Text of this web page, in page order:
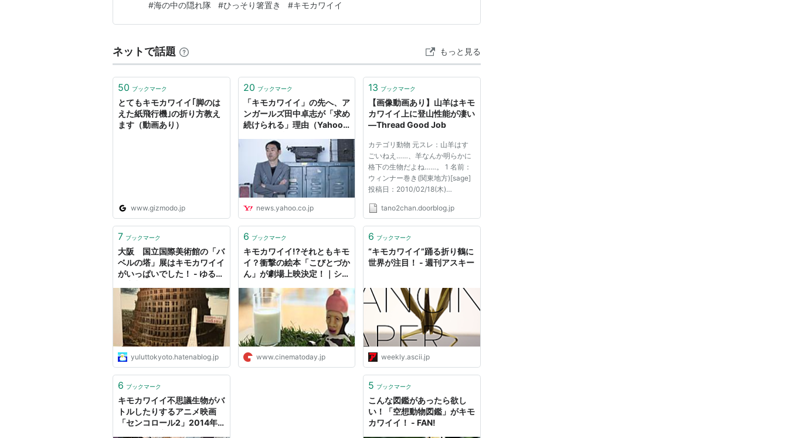
792円（税込）です。 デコレコーポレーション ひっそり箸置き タコ サイズ：約W2.8
D5.3 H1.8 MG-38…
#海の中の隠れ隊 #ひっそり箸置き #キモカワイイ
ネットで話題 もっと見る
50 ブックマーク
とてもキモカワイイ｢脚のは
えた紙飛行機｣の折り方教え
ます（動画あり）
www.gizmodo.jp
20 ブックマーク
「キモカワイイ」の先へ、ア
ンガールズ田中卓志が「求め
続けられる」理由（Yahoo!
news.yahoo.co.jp
13 ブックマーク
【画像動画あり】山羊はキモ
カワイイ上に登山性能が凄い
―Thread Good Job
カテゴリ動物 元スレ：山羊はす
ごいねえ……、羊なんか明らかに
格下の生物だよね……。 1 名前：
ウィンナー巻き(関東地方)[sage]
投稿日：2010/02/18(木)
PLT(12000) ポイント特典
以前、ヤギの木に登る能力が凄い
りますが、険し...
tano2chan.doorblog.jp
7 ブックマーク
大阪 国立国際美術館の「バ
ベルの塔」展はキモカワイイ
がいっぱいでした！ - ゆるっ
yuluttokyoto.hatenablog.jp
6 ブックマーク
キモカワイイ!?それともキモ
イ？衝撃の絵本「こびとづか
ん」が劇場上映決定！｜シネ
www.cinematoday.jp
6 ブックマーク
“キモカワイイ”踊る折り鶴に
世界が注目！ - 週刊アスキー
weekly.ascii.jp
6 ブックマーク
キモカワイイ不思議生物がバ
トルしたりするアニメ映画
「センコロール2」2014年
5 ブックマーク
こんな図鑑があったら欲し
い！「空想動物図鑑」がキモ
カワイイ！ - FAN!